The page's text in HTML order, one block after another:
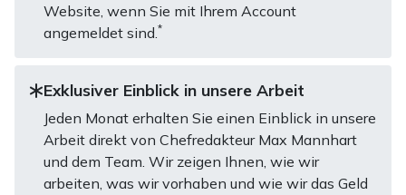
Website, wenn Sie mit Ihrem Account
angemeldet sind.*
Exklusiver Einblick in unsere Arbeit
Jeden Monat erhalten Sie einen Einblick in unsere
Arbeit direkt von Chefredakteur Max Mannhart
und dem Team. Wir zeigen Ihnen, wie wir
arbeiten, was wir vorhaben und wie wir das Geld